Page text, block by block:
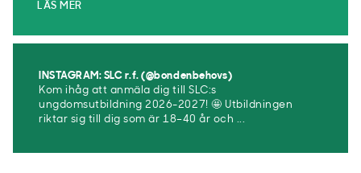
LÄS MER
INSTAGRAM: SLC r.f. (@bondenbehovs)
Kom ihåg att anmäla dig till SLC:s
ungdomsutbildning 2026-2027! 🤩 Utbildningen
riktar sig till dig som är 18–40 år och ...